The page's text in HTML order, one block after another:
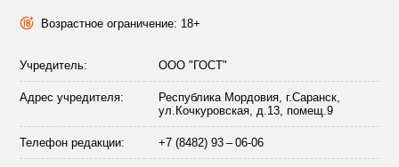
Возрастное ограничение: 18+
Учредитель: ООО "ГОСТ"
Адрес учредителя:
Республика Мордовия, г.Саранск,
ул.Кочкуровская, д.13, помещ.9
Телефон редакции: +7 (8482) 93 – 06-06